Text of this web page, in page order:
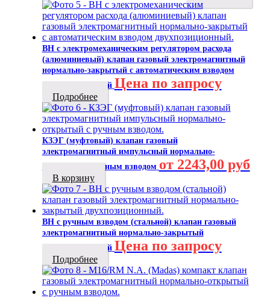
ВН с электромеханическим регулятором расхода
(алюминиевый) клапан газовый электромагнитный
нормально-закрытый с автоматическим взводом
двухпозиционный Цена по запросу
Подробнее
КЗЭГ (муфтовый) клапан газовый
электромагнитный импульсный нормально-
открытый с ручным взводом от 2243,00 руб
В корзину
ВН с ручным взводом (стальной) клапан газовый
электромагнитный нормально-закрытый
двухпозиционный Цена по запросу
Подробнее